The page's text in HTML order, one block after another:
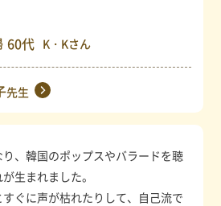
60代 K・Kさん
先生
、韓国のポップスやバラードを聴
生まれました。
ぐに声が枯れたりして、自己流で